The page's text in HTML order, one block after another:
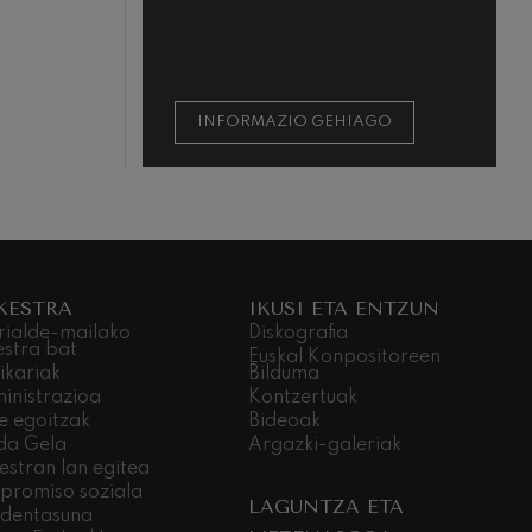
INFORMAZIO GEHIAGO
mailako
bat
egoitzak
Gela
lan egitea
soziala
IKUSI ETA ENTZUN
Diskografia
Euskal Konpositoreen
Bilduma
Kontzertuak
Bideoak
Argazki-galeriak
LAGUNTZA ETA